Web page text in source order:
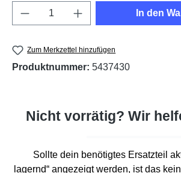
Produkt Anzahl: Gib den
In den
Zum Merkzettel hinzufügen
Produktnummer: 5437430
Nicht vorrätig? Wir
Sollte dein benötigtes Ersatzteil
lagernd“ angezeigt werden, ist das